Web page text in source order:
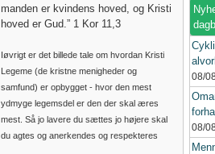
manden er kvindens hoved, og Kristi
hoved er Gud.” 1 Kor 11,3
Iøvrigt er det billede tale om hvordan Kristi
Legeme (de kristne menigheder og
samfund) er opbygget - hvor den mest
ydmyge legemsdel er den der skal æres
mest. Så jo lavere du sættes jo højere skal
du agtes og anerkendes og respekteres
08/
08/